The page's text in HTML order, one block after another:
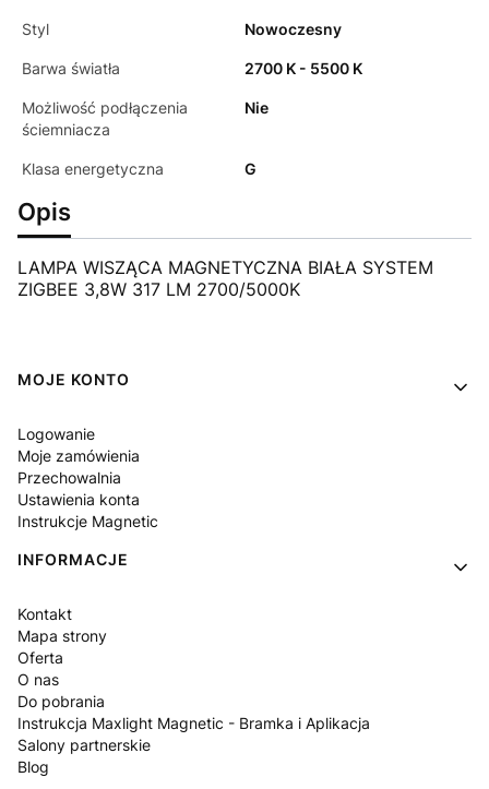
Styl Nowoczesny
Barwa światła 2700 K - 5500 K
Możliwość podłączenia
ściemniacza
Nie
Klasa energetyczna G
Opis
LAMPA WISZĄCA MAGNETYCZNA BIAŁA SYSTEM
ZIGBEE 3,8W 317 LM 2700/5000K
Linki w stopce
MOJE KONTO
Logowanie
Moje zamówienia
Przechowalnia
Ustawienia konta
Instrukcje Magnetic
INFORMACJE
Kontakt
Mapa strony
Oferta
O nas
Do pobrania
Instrukcja Maxlight Magnetic - Bramka i Aplikacja
Salony partnerskie
Blog